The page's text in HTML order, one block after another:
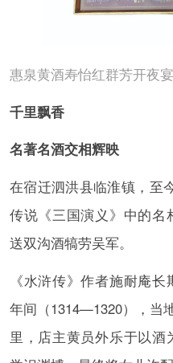
惠泉黄酒寿怡红群芳开夜
千里飘香
名著名酒交相辉映
在宿迁泗洪县临淮镇，至
传说《三国演义》中的名
送双沟酒犒劳吴军。
《水浒传》作者施耐庵
年间（1314—1320），当
里，店主黄员外乐于以